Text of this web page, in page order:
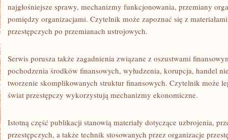
najgłośniejsze sprawy, mechanizmy funkcjonowania, przemiany
pomiędzy organizacjami. Czytelnik może zapoznać się z
przestępczych po przemianach ustrojowych.
Serwis porusza także zagadnienia związane z oszustwami
pochodzenia środków finansowych, wyłudzenia, korupcja, handel
tworzenie skomplikowanych struktur finansowych. Czytelnik może
świat przestępczy wykorzystują mechanizmy ekonomiczne.
Istotną część publikacji stanowią materiały dotyczące uzbrojenia,
przestępczych, a także technik stosowanych przez organizacje